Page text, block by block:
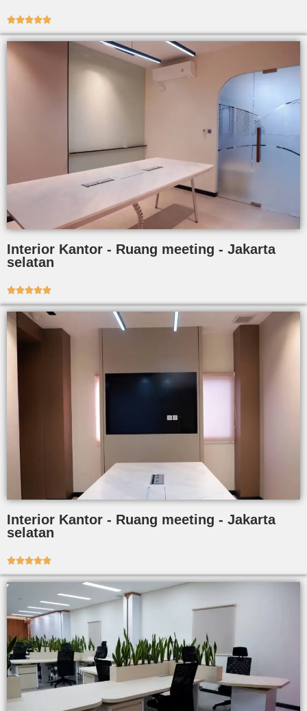

Interior Kantor - Ruang meeting - Jakarta
selatan

Interior Kantor - Ruang meeting - Jakarta
selatan
